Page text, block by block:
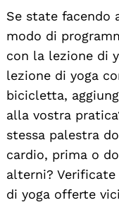
Se state facendo
modo di
con la lezione di
lezione di yoga
bicicletta,
alla vostra
stessa palestra
cardio, prima o
alterni?
di yoga offerte